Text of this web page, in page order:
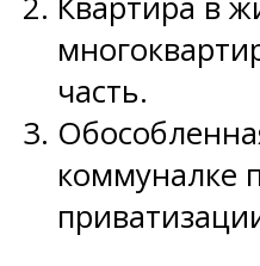
часть.
коммуналке